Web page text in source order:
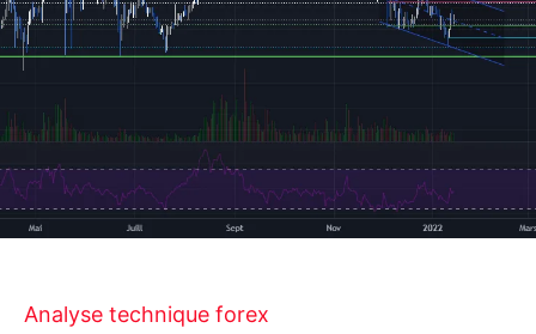
Analyse technique forex